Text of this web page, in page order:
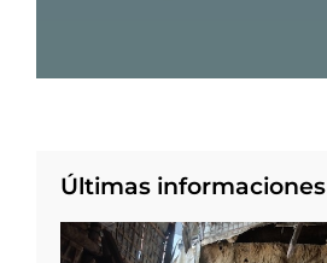
Últimas informaciones